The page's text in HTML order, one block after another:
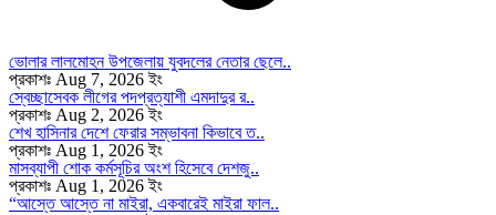
ভোলার লালমোহন উপজেলায় যুবদলের নেতার ছেলে..
প্রকাশঃ Aug 7, 2026 ইং
স্বেচ্ছাসেবক লীগের পদপ্রত্যাশী এমদাদুর র..
প্রকাশঃ Aug 2, 2026 ইং
শেখ হাসিনার দেশে ফেরার সম্ভাবনা কিভাবে ত..
প্রকাশঃ Aug 1, 2026 ইং
মাসব্যাপী শোক কর্মসূচির অংশ হিসেবে দেশজু..
প্রকাশঃ Aug 1, 2026 ইং
“আস্তে আস্তে না মাইরা, একবারেই মাইরা ফাল..